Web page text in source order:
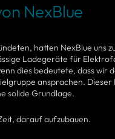
NexBlue
hatten NexBlue uns
Ladegeräte für
dies bedeutete, dass wir
ansprachen. Dieser
solide Grundlage.
darauf aufzubauen.